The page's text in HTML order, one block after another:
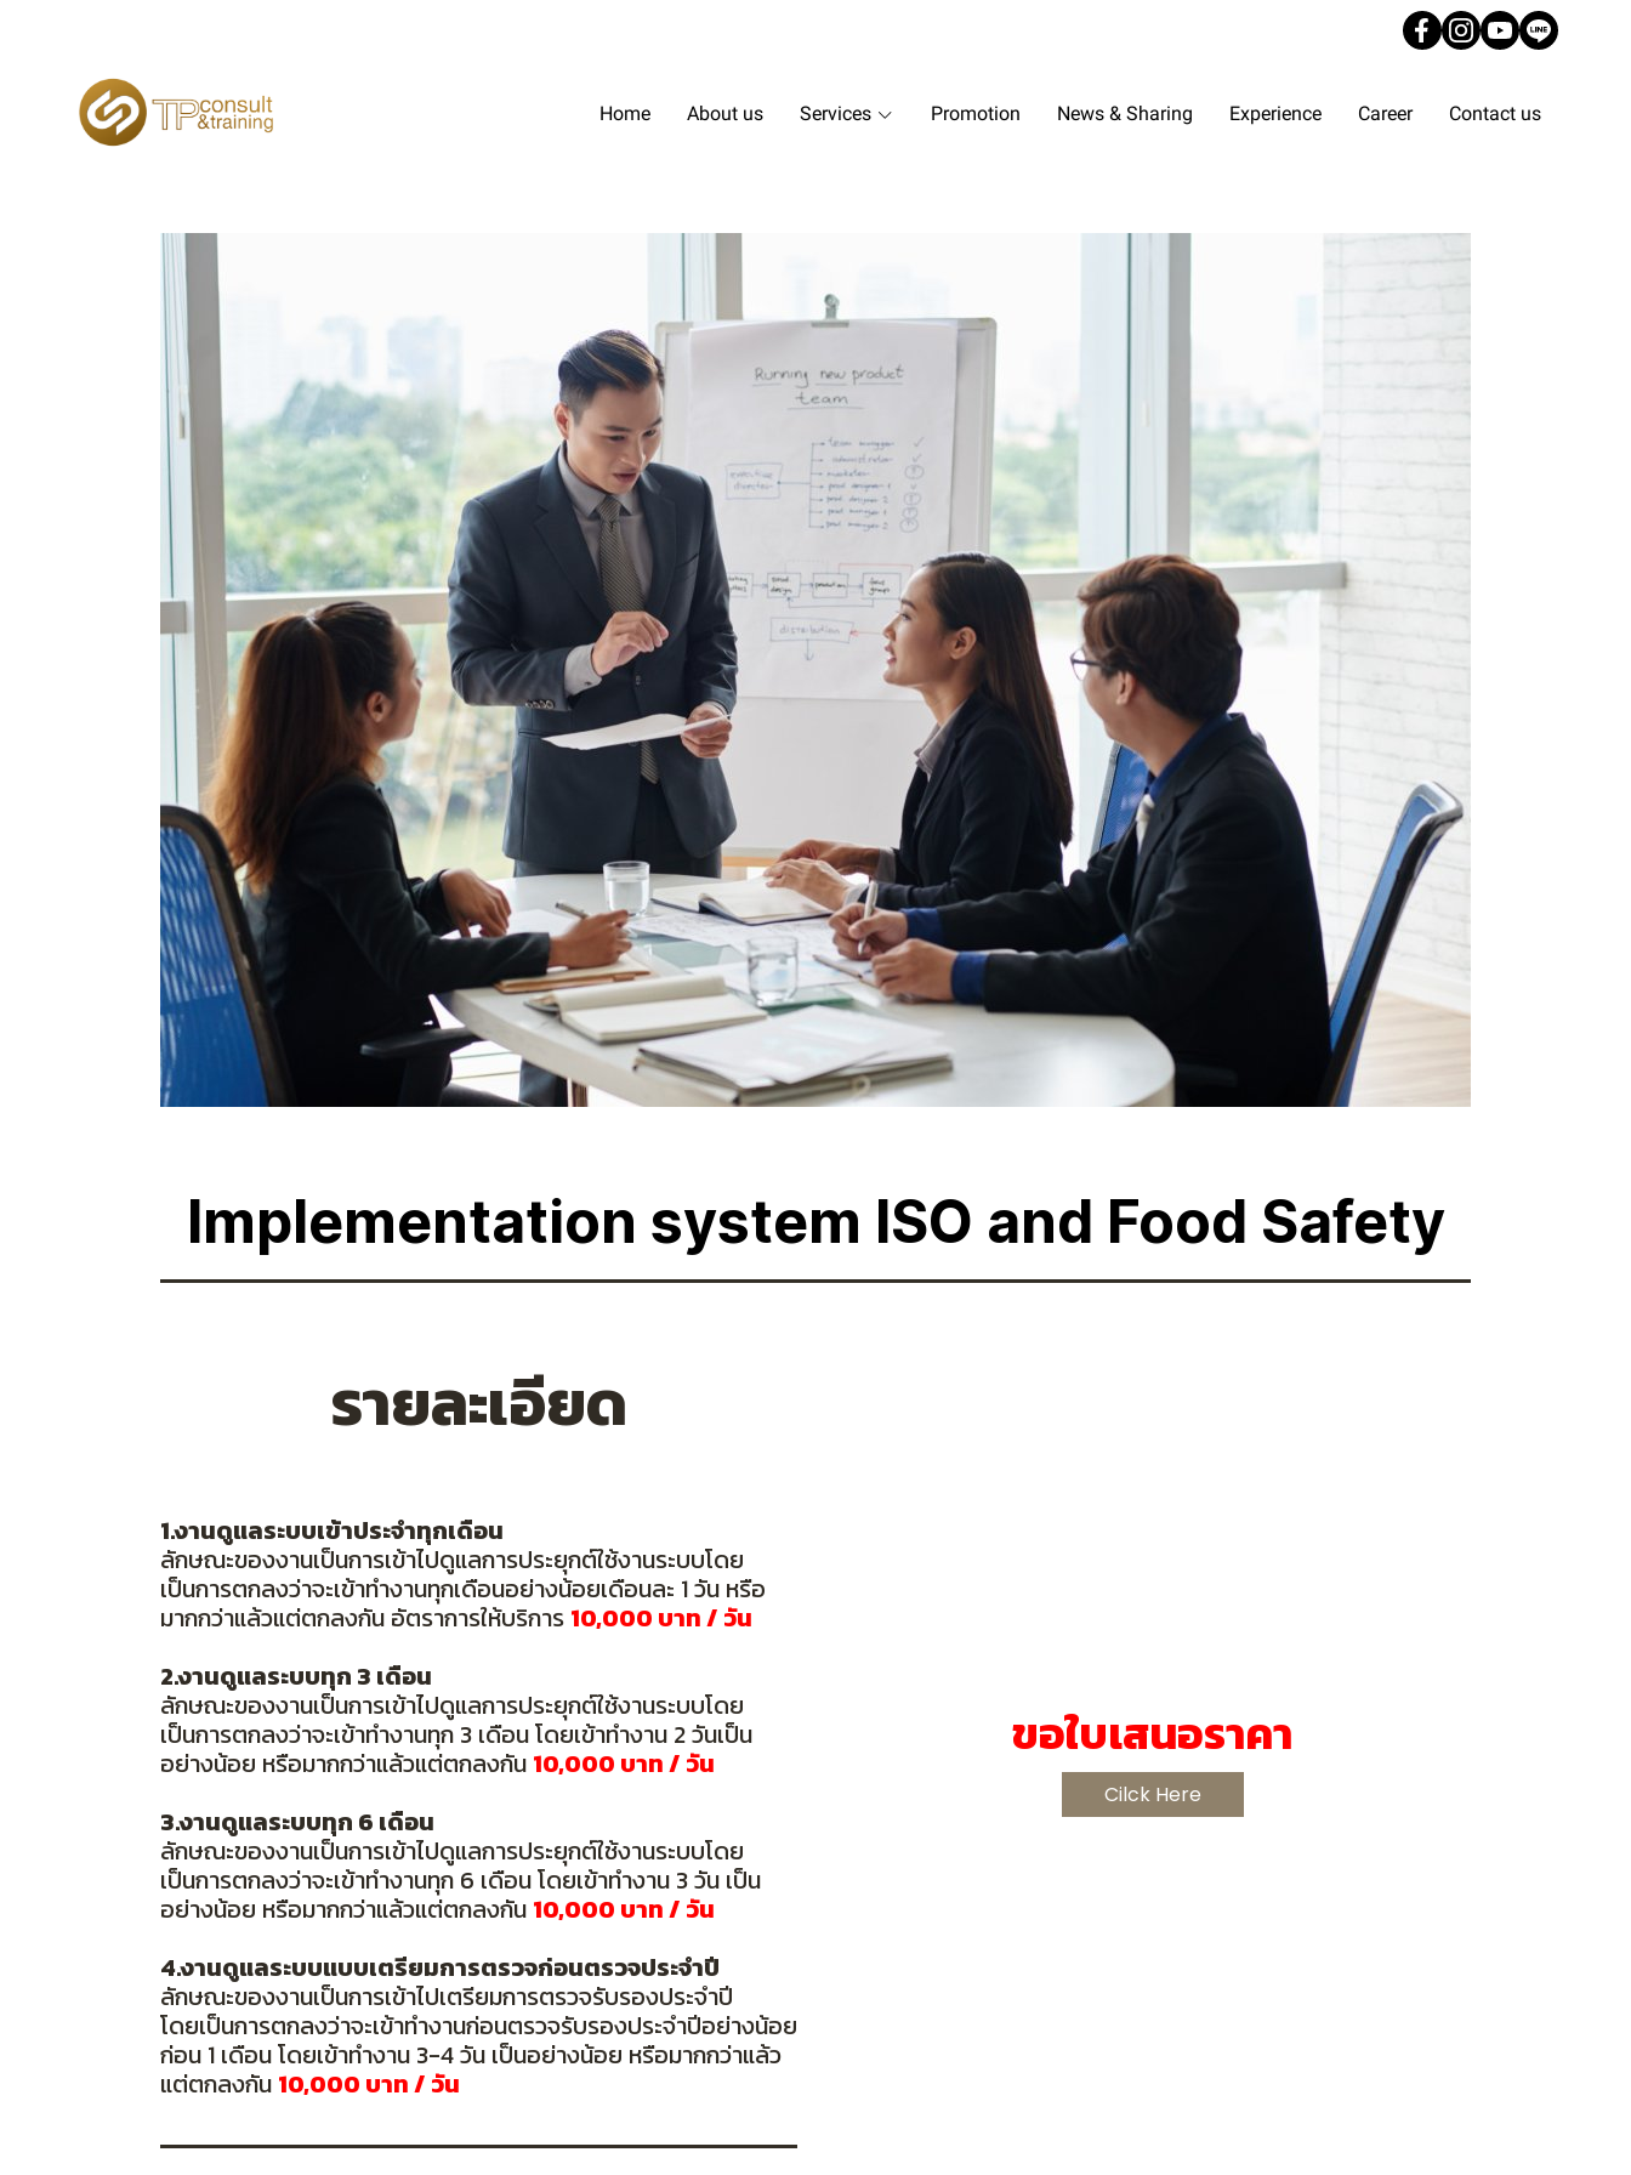
Home About us Services Promotion News & Sharing Experience Career Contact us
Implementation system ISO and Food Safety
รายละเอียด
1.งานดูแลระบบเข้าประจำทุกเดือน
ลักษณะของงานเป็นการเข้าไปดูแลการประยุกต์ใช้งานระบบโดย
เป็นการตกลงว่าจะเข้าทำงานทุกเดือนอย่างน้อยเดือนละ 1 วัน หรือ
มากกว่าแล้วแต่ตกลงกัน อัตราการให้บริการ 10,000 บาท / วัน
2.งานดูแลระบบทุก 3 เดือน
ลักษณะของงานเป็นการเข้าไปดูแลการประยุกต์ใช้งานระบบโดย
เป็นการตกลงว่าจะเข้าทำงานทุก 3 เดือน โดยเข้าทำงาน 2 วันเป็น
อย่างน้อย หรือมากกว่าแล้วแต่ตกลงกัน 10,000 บาท / วัน
3.งานดูแลระบบทุก 6 เดือน
ลักษณะของงานเป็นการเข้าไปดูแลการประยุกต์ใช้งานระบบโดย
เป็นการตกลงว่าจะเข้าทำงานทุก 6 เดือน โดยเข้าทำงาน 3 วัน เป็น
อย่างน้อย หรือมากกว่าแล้วแต่ตกลงกัน 10,000 บาท / วัน
4.งานดูแลระบบแบบเตรียมการตรวจก่อนตรวจประจำปี
ลักษณะของงานเป็นการเข้าไปเตรียมการตรวจรับรองประจำปี
โดยเป็นการตกลงว่าจะเข้าทำงานก่อนตรวจรับรองประจำปีอย่างน้อย
ก่อน 1 เดือน โดยเข้าทำงาน 3-4 วัน เป็นอย่างน้อย หรือมากกว่าแล้ว
แต่ตกลงกัน 10,000 บาท / วัน
ขอใบเสนอราคา
Cilck Here